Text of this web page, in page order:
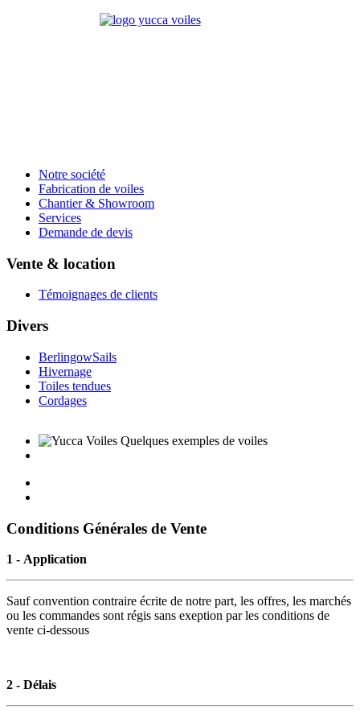
Notre société
Fabrication de voiles
Chantier & Showroom
Services
Demande de devis
Vente & location
Témoignages de clients
Divers
BerlingowSails
Hivernage
Toiles tendues
Cordages
Conditions Générales de Vente
1 - Application
Sauf convention contraire écrite de notre part, les offres, les marchés
ou les commandes sont régis sans exeption par les conditions de
vente ci-dessous
2 - Délais